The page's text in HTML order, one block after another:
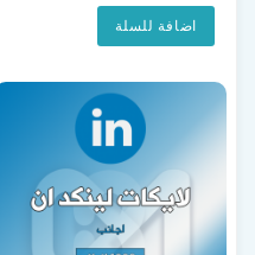
اضافة للسلة